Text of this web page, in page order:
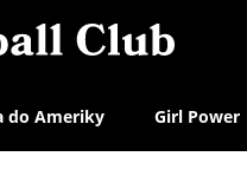
do Ameriky Girl Power